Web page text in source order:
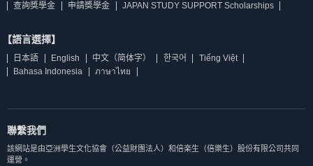
查詢獎學金 申請獎學金 JAPAN STUDY SUPPORT Scholarships
【語言選擇】
日本語 English 中文（简体字） 한국어
Tiếng Việt
Bahasa Indonesia
ภาษาไทย
聯繫我們
該網站是由亞洲學生文化協會（公益財團法人）和倍楽生（倍樂生）股份有限公司共同
運營。